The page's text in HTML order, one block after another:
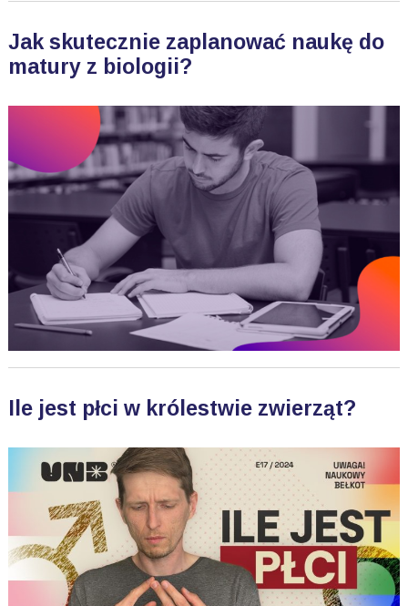
Jak skutecznie zaplanować naukę do
matury z biologii?
Ile jest płci w królestwie zwierząt?